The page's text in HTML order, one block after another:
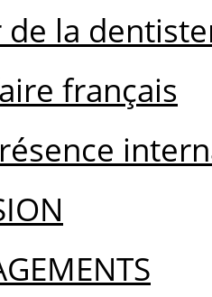
de la
français